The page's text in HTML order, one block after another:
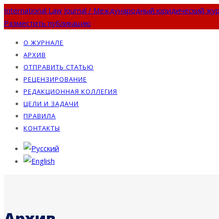
International Law Journal / Международный юридический
Разместить публикацию
О ЖУРНАЛЕ
АРХИВ
ОТПРАВИТЬ СТАТЬЮ
РЕЦЕНЗИРОВАНИЕ
РЕДАКЦИОННАЯ КОЛЛЕГИЯ
ЦЕЛИ И ЗАДАЧИ
ПРАВИЛА
КОНТАКТЫ